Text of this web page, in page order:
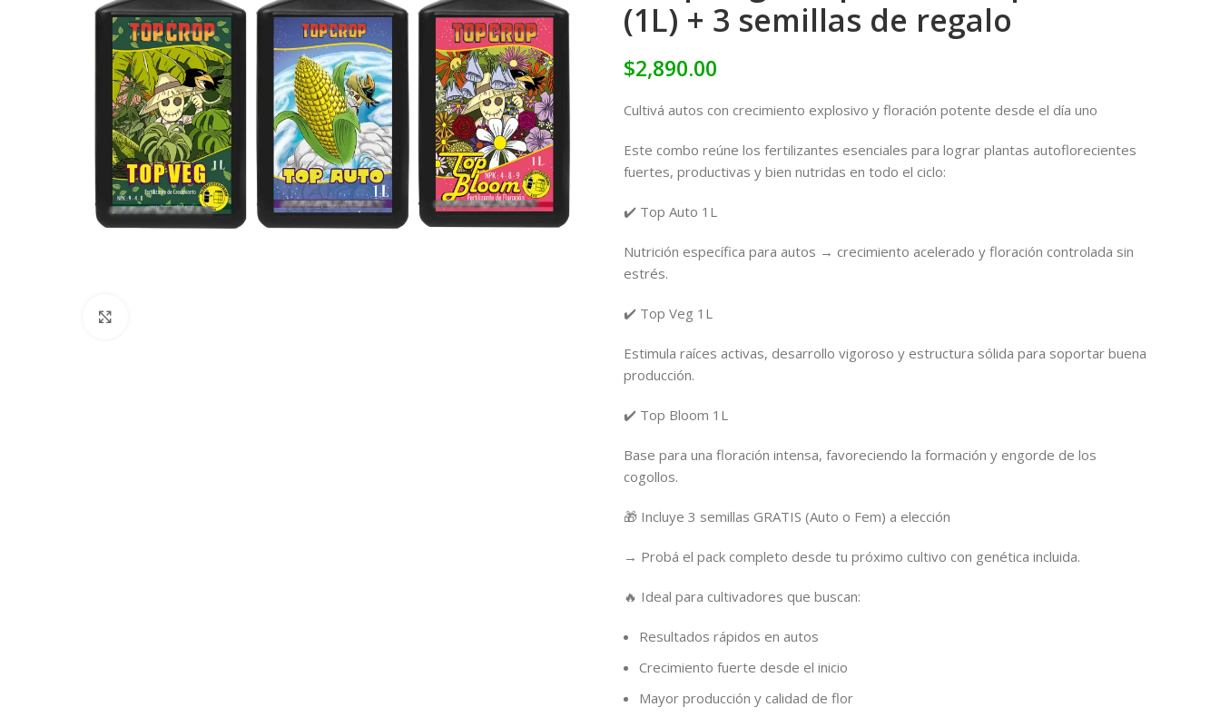
(1L) + 3 semillas de regalo
$2,890.00
Cultivá autos con crecimiento explosivo y floración potente desde el día uno
Este combo reúne los fertilizantes esenciales para lograr plantas autoflorecientes
fuertes, productivas y bien nutridas en todo el ciclo:
✔️ Top Auto 1L
Nutrición específica para autos → crecimiento acelerado y floración controlada sin
estrés.
✔️ Top Veg 1L
Estimula raíces activas, desarrollo vigoroso y estructura sólida para soportar buena
producción.
✔️ Top Bloom 1L
Base para una floración intensa, favoreciendo la formación y engorde de los
cogollos.
🎁 Incluye 3 semillas GRATIS (Auto o Fem) a elección
→ Probá el pack completo desde tu próximo cultivo con genética incluida.
🔥 Ideal para cultivadores que buscan:
Resultados rápidos en autos
Crecimiento fuerte desde el inicio
Mayor producción y calidad de flor